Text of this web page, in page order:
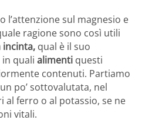
l’attenzione sul magnesio e
ragione sono così utili
incinta, qual è il suo
quali alimenti questi
contenuti. Partiamo
po’ sottovalutata, nel
al ferro o al potassio, se ne
vitali.